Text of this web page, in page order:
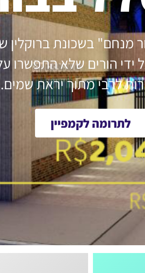
מנחם" בשכונת ברוקלין
ידי הורים שלא התפשרו
לרבי מתוך יראת שמים.
לתרומה לקמפיין